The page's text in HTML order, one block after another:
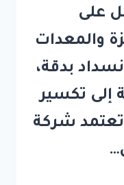
على
والمعدات
بدقة،
إلى تكسير
تعتمد شركة